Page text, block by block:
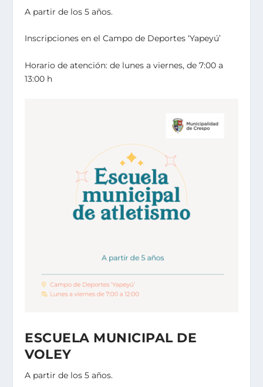
A partir de los 5 años.
Inscripciones en el Campo de Deportes ‘Yapeyú’
Horario de atención: de lunes a viernes, de 7:00 a
13:00 h
ESCUELA MUNICIPAL DE
VOLEY
A partir de los 5 años.